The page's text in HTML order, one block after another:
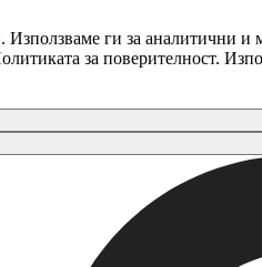
ги за аналитични и
за поверителност.